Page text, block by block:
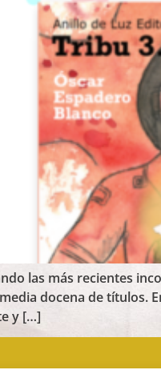
las más recientes
docena de títulos.
y […]